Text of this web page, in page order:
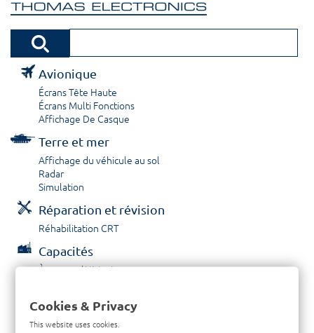
Avionique
Écrans Tête Haute
Écrans Multi Fonctions
Affichage De Casque
Terre et mer
Affichage du véhicule au sol
Radar
Simulation
Réparation et révision
Réhabilitation CRT
Capacités
À propos / Historique
Contactez nous
Cookies & Privacy
This website uses cookies.